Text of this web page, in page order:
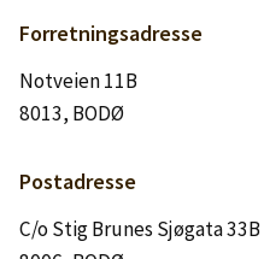
Forretningsadresse
Notveien 11B
8013, BODØ
Postadresse
C/o Stig Brunes Sjøgata 33B